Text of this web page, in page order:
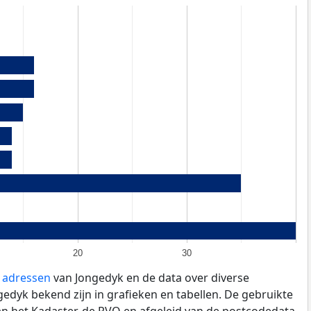
20 30
van Jongedyk en de data over diverse
bekend zijn in grafieken en tabellen. De gebruikte